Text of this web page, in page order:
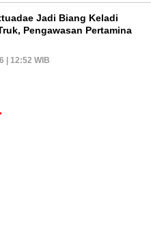
Jadi Biang Keladi
Pengawasan Pertamina
| 12:52 WIB